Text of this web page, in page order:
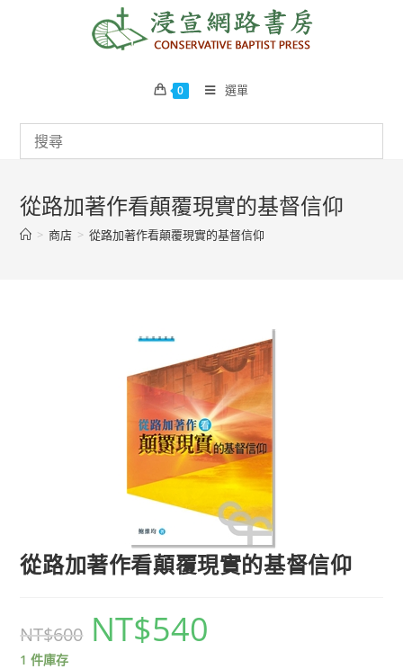
0 選單
從路加著作看顛覆現實的基督信仰
> 商店 > 從路加著作看顛覆現實的基督信仰
從路加著作看顛覆現實的基督信仰
NT$600 NT$540
1 件庫存